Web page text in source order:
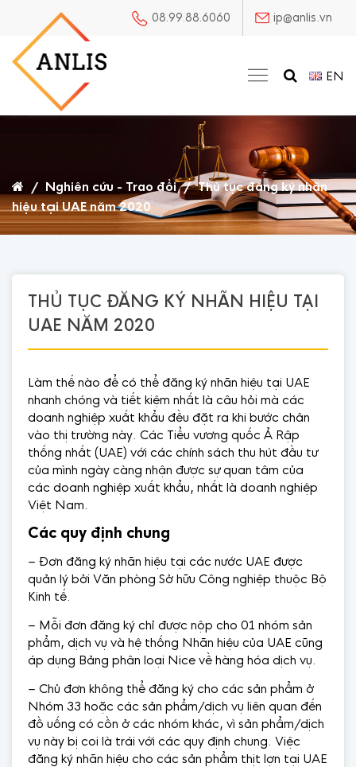
08.99.88.6060 ip@anlis.vn
EN
/ Nghiên cứu - Trao đổi / Thủ tục đăng ký nhãn
hiệu tại UAE năm 2020
THỦ TỤC ĐĂNG KÝ NHÃN HIỆU TẠI
UAE NĂM 2020
Làm thế nào để có thể đăng ký nhãn hiệu tại UAE
nhanh chóng và tiết kiệm nhất là câu hỏi mà các
doanh nghiệp xuất khẩu đều đặt ra khi bước chân
vào thị trường này. Các Tiểu vương quốc Ả Rập
thống nhất (UAE) với các chính sách thu hút đầu tư
của mình ngày càng nhận được sự quan tâm của
các doanh nghiệp xuất khẩu, nhất là doanh nghiệp
Việt Nam.
Các quy định chung
– Đơn đăng ký nhãn hiệu tại các nước UAE được
quản lý bởi Văn phòng Sở hữu Công nghiệp thuộc Bộ
Kinh tế.
– Mỗi đơn đăng ký chỉ được nộp cho 01 nhóm sản
phẩm, dịch vụ và hệ thống Nhãn hiệu của UAE cũng
áp dụng Bảng phân loại Nice về hàng hóa dịch vụ.
– Chủ đơn không thể đăng ký cho các sản phẩm ở
Nhóm 33 hoặc các sản phẩm/dịch vụ liên quan đến
đồ uống có cồn ở các nhóm khác, vì sản phẩm/dịch
vụ này bị coi là trái với các quy định chung. Việc
đăng ký nhãn hiệu cho các sản phẩm thịt lợn tại UAE